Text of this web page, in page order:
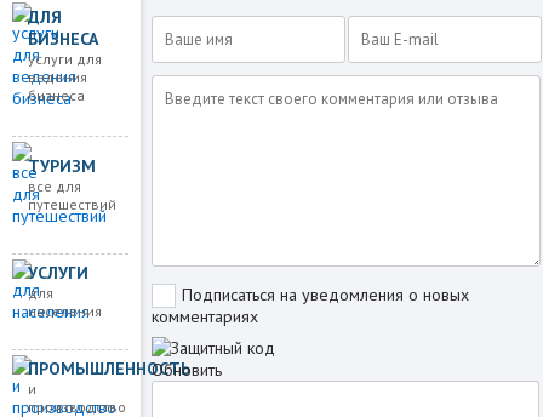
ДЛЯ
БИЗНЕСА
услуги для
ведения
бизнеса
ТУРИЗМ
все для
путешествий
УСЛУГИ
для
населения
ПРОМЫШЛЕННОСТЬ
и
производство
Подписаться на уведомления о новых
комментариях
Обновить